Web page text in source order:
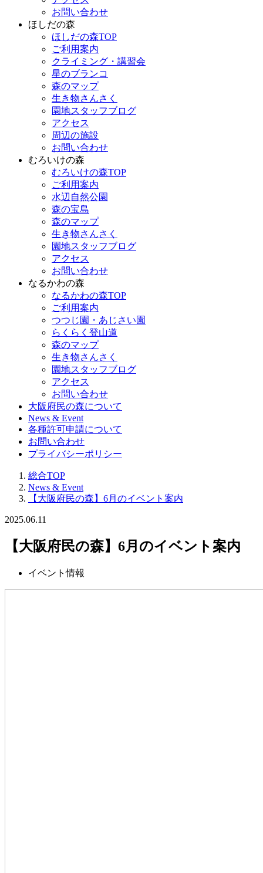
お問い合わせ
ほしだの森
ほしだの森TOP
ご利用案内
クライミング・講習会
星のブランコ
森のマップ
生き物さんさく
園地スタッフブログ
アクセス
周辺の施設
お問い合わせ
むろいけの森
むろいけの森TOP
ご利用案内
水辺自然公園
森の宝島
森のマップ
生き物さんさく
園地スタッフブログ
アクセス
お問い合わせ
なるかわの森
なるかわの森TOP
ご利用案内
つつじ園・あじさい園
らくらく登山道
森のマップ
生き物さんさく
園地スタッフブログ
アクセス
お問い合わせ
大阪府民の森について
News & Event
各種許可申請について
お問い合わせ
プライバシーポリシー
総合TOP
News & Event
【大阪府民の森】6月のイベント案内
2025.06.11
【大阪府民の森】6月のイベント案内
イベント情報